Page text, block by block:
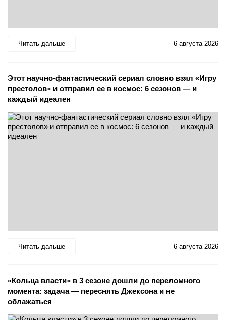
Читать дальше 6 августа 2026
Этот научно-фантастический сериал словно взял «Игру
престолов» и отправил ее в космос: 6 сезонов — и
каждый идеален
Читать дальше 6 августа 2026
«Кольца власти» в 3 сезоне дошли до переломного
момента: задача — переснять Джексона и не
облажаться